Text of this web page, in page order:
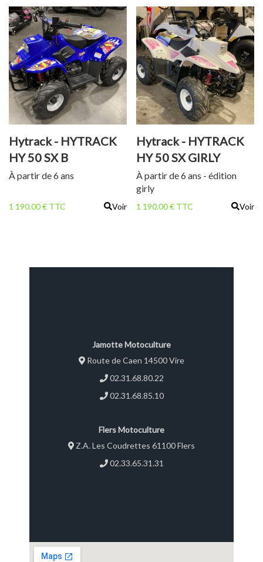
Hytrack - HYTRACK
HY 50 SX B
À partir de 6 ans
1 190.00 € TTC Voir
Hytrack - HYTRACK
HY 50 SX GIRLY
À partir de 6 ans - édition
girly
1 190.00 € TTC Voir
Jamotte Motoculture
Route de Caen 14500 Vire
02.31.68.80.22
02.31.68.85.10
Flers Motoculture
Z.A. Les Coudrettes 61100 Flers
02.33.65.31.31